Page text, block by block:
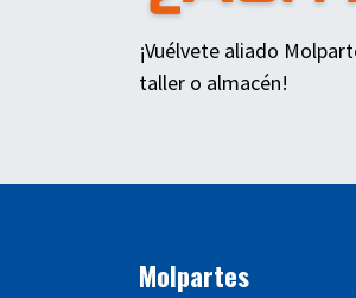
¡Vuélvete aliado
taller o almacén!
Molpartes